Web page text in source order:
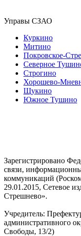
Управы СЗАО
Куркино
Митино
Покровское-
Северное
Строгино
Хорошево-
Щукино
Южное Тушино
Зарегистрировано
связи,
коммуникаций
29.01.2015, Сетевое
Стрешнево».
Учредитель:
административного
Свободы, 13/2)